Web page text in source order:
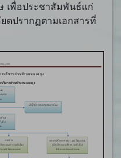
เพื่อประชาสัมพันธ์แก่
ดปรากฏตามเอกสารที่